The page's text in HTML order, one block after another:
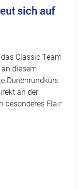
sich auf
Classic Team
diesem
Dünenrundkurs
an der
besonderes Flair